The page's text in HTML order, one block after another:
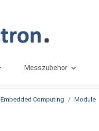
Messzubehör
Embedded Computing Module